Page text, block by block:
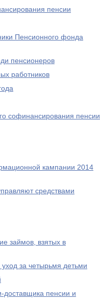
пенсии
Пенсионного фонда
пенсионеров
работников
софинансирования пенсии
кампании 2014
средствами
займов, взятых в
за четырьмя детьми
доставщика пенсии и